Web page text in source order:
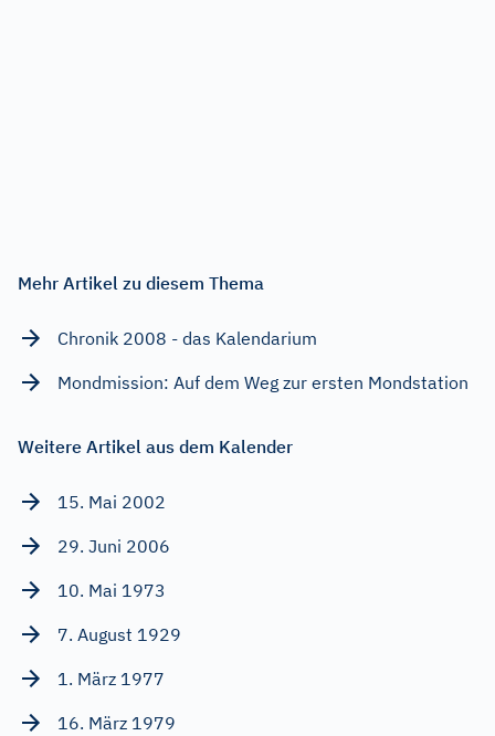
Mehr Artikel zu diesem Thema
Chronik 2008 - das Kalendarium
Mondmission: Auf dem Weg zur ersten Mondstation
Weitere Artikel aus dem Kalender
15. Mai 2002
29. Juni 2006
10. Mai 1973
7. August 1929
1. März 1977
16. März 1979